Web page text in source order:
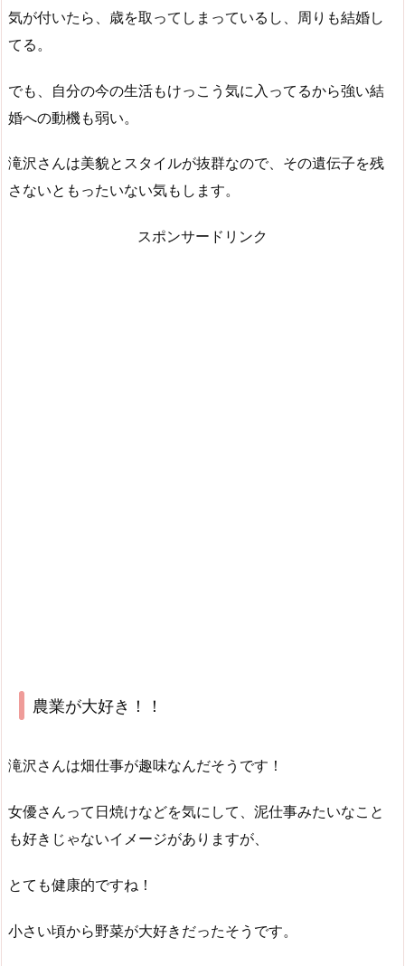
気が付いたら、歳を取ってしまっているし、周りも結婚し
てる。
でも、自分の今の生活もけっこう気に入ってるから強い結
婚への動機も弱い。
滝沢さんは美貌とスタイルが抜群なので、その遺伝子を残
さないともったいない気もします。
スポンサードリンク
農業が大好き！！
滝沢さんは畑仕事が趣味なんだそうです！
女優さんって日焼けなどを気にして、泥仕事みたいなこと
も好きじゃないイメージがありますが、
とても健康的ですね！
小さい頃から野菜が大好きだったそうです。